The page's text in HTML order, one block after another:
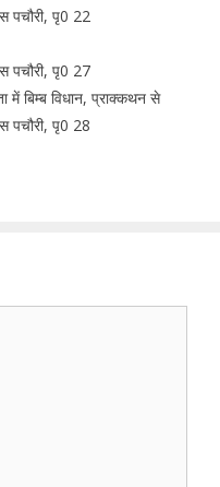
पचौरी, पृ0 22
पचौरी, पृ0 27
में बिम्ब विधान, प्राक्कथन से
पचौरी, पृ0 28